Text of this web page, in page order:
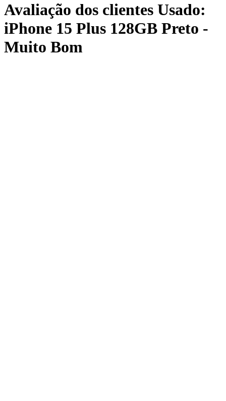
Avaliação dos clientes Usado:
iPhone 15 Plus 128GB Preto -
Muito Bom